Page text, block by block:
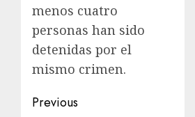
menos cuatro
personas han sido
detenidas por el
mismo crimen.
Previous